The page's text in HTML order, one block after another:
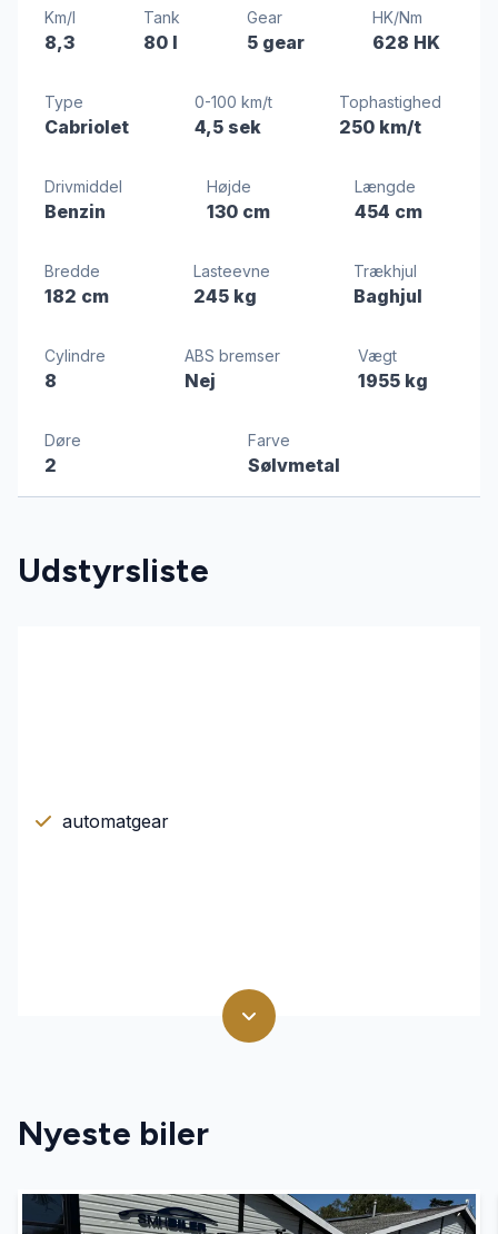
Km/l
8,3
Tank
80 l
Gear
5 gear
HK/Nm
628 HK
Type
Cabriolet
0-100 km/t
4,5 sek
Tophastighed
250 km/t
Drivmiddel
Benzin
Højde
130 cm
Længde
454 cm
Bredde
182 cm
Lasteevne
245 kg
Trækhjul
Baghjul
Cylindre
8
ABS bremser
Nej
Vægt
1955 kg
Døre
2
Farve
Sølvmetal
Udstyrsliste
automatgear
Nyeste biler